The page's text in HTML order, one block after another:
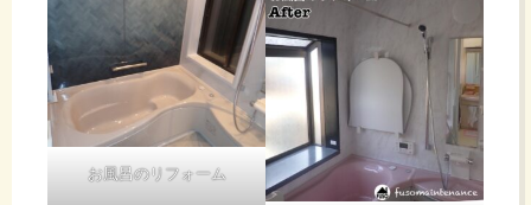
お風呂のリフォーム